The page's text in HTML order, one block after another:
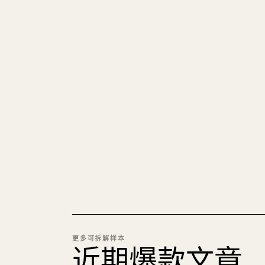
更多可拆解样本